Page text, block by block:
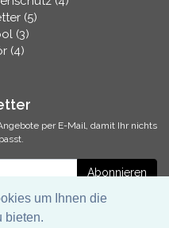
(5)
(3)
(4)
per E-Mail, damit Ihr nichts
Abonnieren
um Ihnen die
bieten.